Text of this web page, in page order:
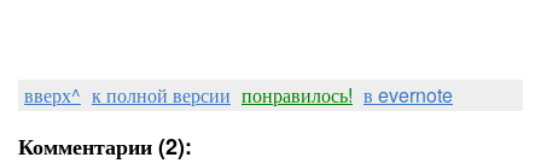
вверх^ к полной версии понравилось! в evernote
Комментарии (2):